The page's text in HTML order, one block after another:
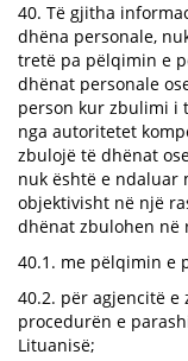
40. Të gjitha
dhëna personale,
tretë pa pëlqimin e
dhënat personale
person kur zbulimi i
nga autoritetet
zbulojë të dhënat
nuk është e ndaluar
objektivisht në një
dhënat zbulohen në
40.1. me pëlqimin e
40.2. për agjencitë
procedurën e
Lituanisë;